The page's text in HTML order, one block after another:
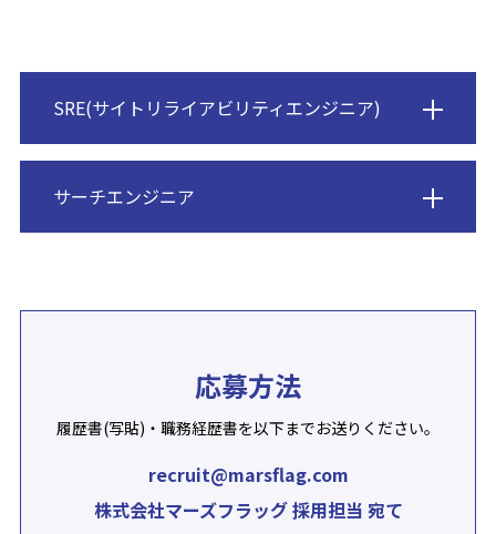
SRE(サイトリライアビリティエンジニア)
サーチエンジニア
応募方法
履歴書(写貼)・職務経歴書を以下までお送りください。
recruit@marsflag.com
株式会社マーズフラッグ 採用担当 宛て